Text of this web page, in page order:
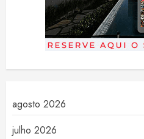
agosto 2026
julho 2026